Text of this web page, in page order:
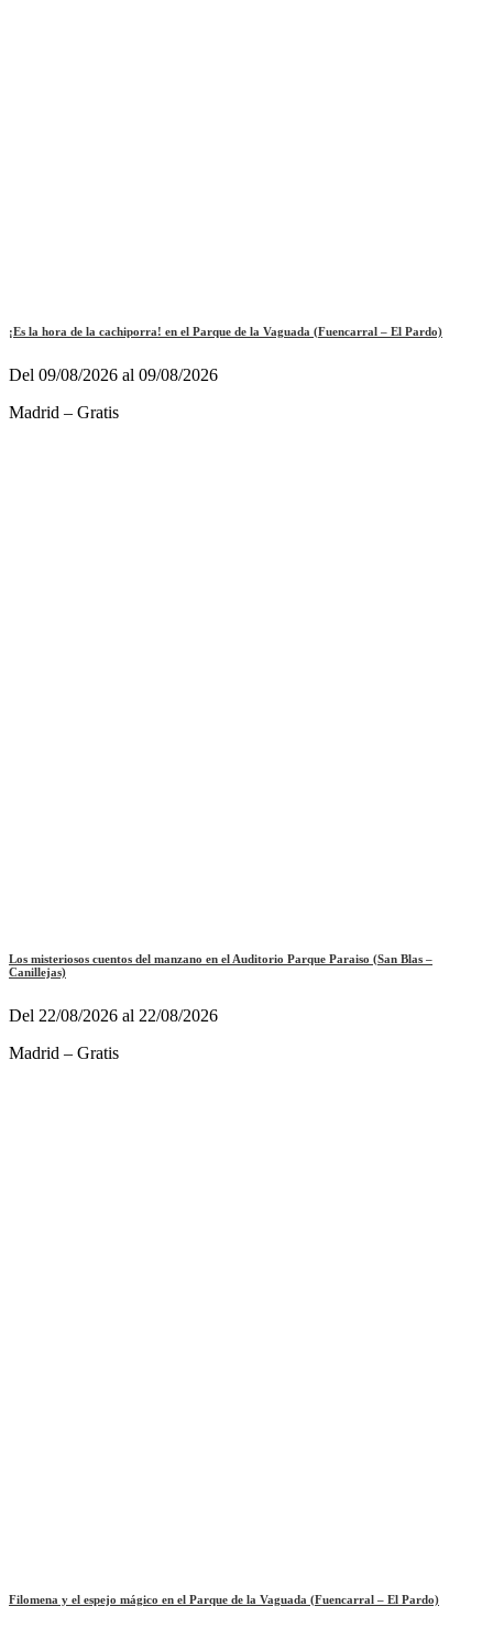
¡Es la hora de la cachiporra! en el Parque de la Vaguada (Fuencarral – El Pardo)
Del 09/08/2026 al 09/08/2026
Madrid – Gratis
Los misteriosos cuentos del manzano en el Auditorio Parque Paraiso (San Blas –
Canillejas)
Del 22/08/2026 al 22/08/2026
Madrid – Gratis
Filomena y el espejo mágico en el Parque de la Vaguada (Fuencarral – El Pardo)